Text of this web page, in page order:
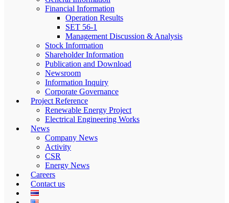
Financial Information
Operation Results
SET 56-1
Management Discussion & Analysis
Stock Information
Shareholder Information
Publication and Download
Newsroom
Information Inquiry
Corporate Governance
Project Reference
Renewable Energy Project
Electrical Engineering Works
News
Company News
Activity
CSR
Energy News
Careers
Contact us